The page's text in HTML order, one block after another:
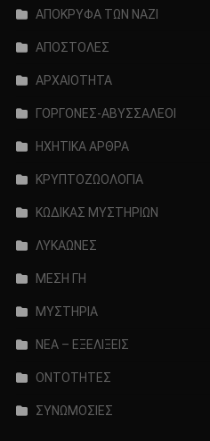
ΑΠΟΚΡΥΦΑ ΤΩΝ ΝΑΖΙ
ΑΠΟΣΤΟΛΕΣ
ΑΡΧΑΙΟΤΗΤΑ
ΓΟΡΓΟΝΕΣ-ΑΒΥΣΣΑΛΕΟΙ
ΗΧΗΤΙΚΑ ΑΡΘΡΑ
ΚΡΥΠΤΟΖΩΟΛΟΓΙΑ
ΚΩΔΙΚΑΣ ΜΥΣΤΗΡΙΩΝ
ΛΥΚΑΩΝΕΣ
ΜΕΣΗ ΓΗ
ΜΥΣΤΗΡΙΑ
ΝΕΑ – ΕΞΕΛΙΞΕΙΣ
ΟΝΤΟΤΗΤΕΣ
ΣΥΝΩΜΟΣΙΕΣ